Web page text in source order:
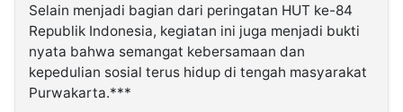
Selain menjadi bagian dari peringatan HUT ke-84
Republik Indonesia, kegiatan ini juga menjadi bukti
nyata bahwa semangat kebersamaan dan
kepedulian sosial terus hidup di tengah masyarakat
Purwakarta.***